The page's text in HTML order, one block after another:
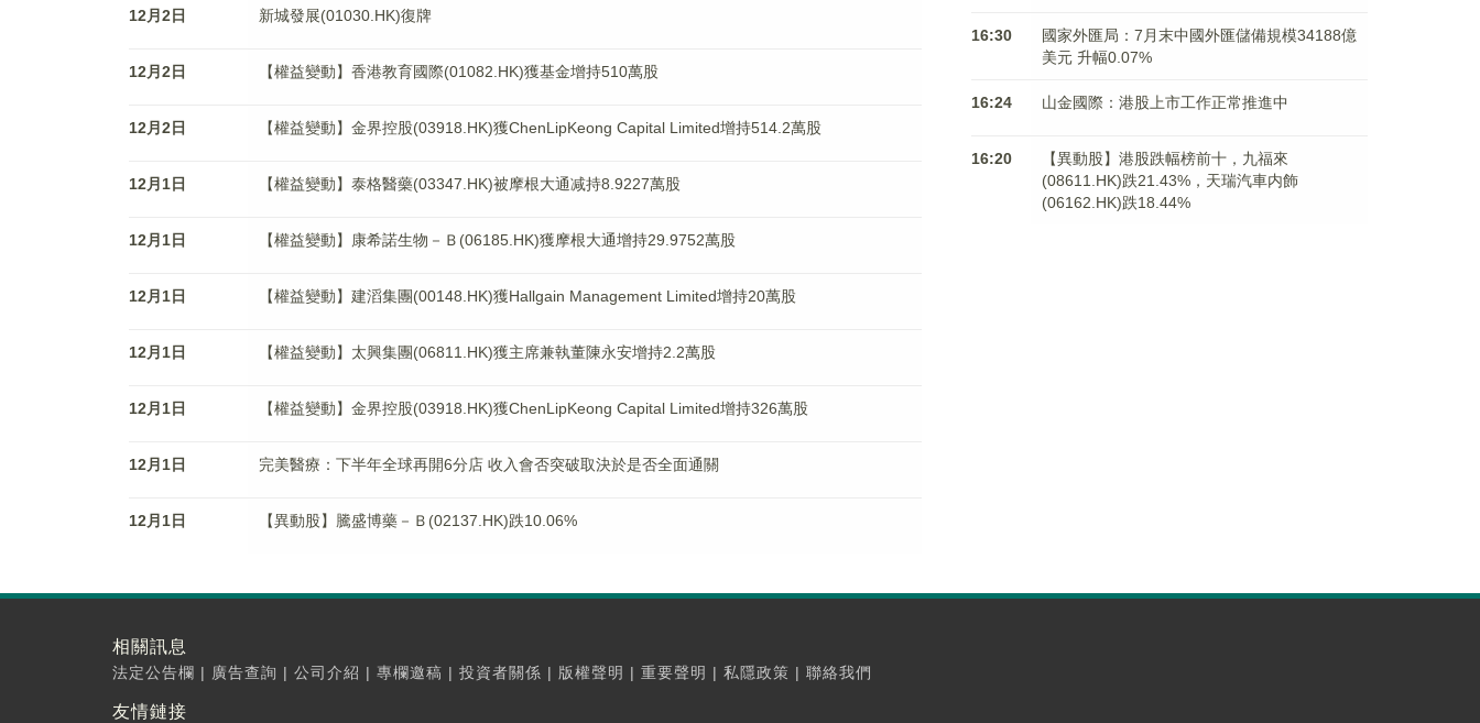
12月2日 新城發展(01030.HK)復牌
12月2日 【權益變動】香港教育國際(01082.HK)獲基金增持510萬股
12月2日 【權益變動】金界控股(03918.HK)獲ChenLipKeong Capital Limited增持514.2萬股
12月1日 【權益變動】泰格醫藥(03347.HK)被摩根大通减持8.9227萬股
12月1日 【權益變動】康希諾生物－Ｂ(06185.HK)獲摩根大通增持29.9752萬股
12月1日 【權益變動】建滔集團(00148.HK)獲Hallgain Management Limited增持20萬股
12月1日 【權益變動】太興集團(06811.HK)獲主席兼執董陳永安增持2.2萬股
12月1日 【權益變動】金界控股(03918.HK)獲ChenLipKeong Capital Limited增持326萬股
12月1日 完美醫療：下半年全球再開6分店 收入會否突破取決於是否全面通關
12月1日 【異動股】騰盛博藥－Ｂ(02137.HK)跌10.06%
16:30
國家外匯局：7月末中國外匯儲備規模34188億
美元 升幅0.07%
16:24 山金國際：港股上市工作正常推進中
16:20
【異動股】港股跌幅榜前十，九福來
(08611.HK)跌21.43%，天瑞汽車内飾
(06162.HK)跌18.44%
相關訊息
法定公告欄 | 廣告查詢 | 公司介紹 | 專欄邀稿 | 投資者關係 | 版權聲明 | 重要聲明 | 私隱政策 | 聯絡我們
友情鏈接